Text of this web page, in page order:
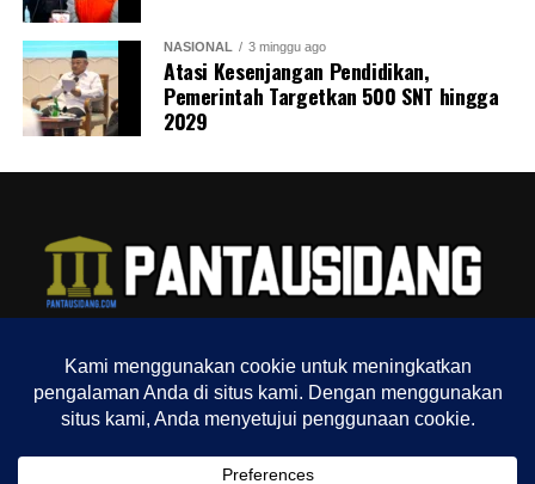
NASIONAL 3 minggu ago
Atasi Kesenjangan Pendidikan,
Pemerintah Targetkan 500 SNT hingga
2029
YOUTUBE CHANNEL